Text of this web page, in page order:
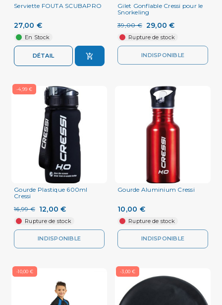
Serviette FOUTA SCUBAPRO
27,00 €
En Stock
DÉTAIL
Gilet Gonflable Cressi pour le
Snorkeling
39,00 € 29,00 €
Rupture de stock
INDISPONIBLE
-4,99 €
Gourde Plastique 600ml
Cressi
16,99 €
12,00 €
Rupture de stock
INDISPONIBLE
Gourde Aluminium Cressi
10,00 €
Rupture de stock
INDISPONIBLE
-10,00 € -3,00 €